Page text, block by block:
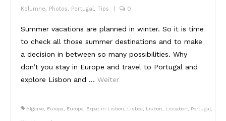
Sri Lanka
Thailand
Vietnam
Marokko
Kolumne, Photos, Portugal, Tips 0
Summer vacations are planned in winter. So it is time
to check all those summer destinations and to make
a decision in between so many possibilities. Why
don’t you stay in Europe and travel to Portugal and
explore Lisbon and … Weiter
Algarve Europa Europe Expat in Lisbon Lisboa Lisbon Lissabon Portugal